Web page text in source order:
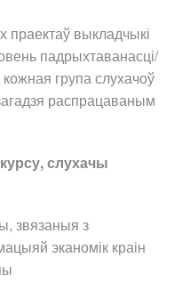
праектаў выкладчыкі
падрыхтаванасці/
група слухачоў
распрацаваным
слухачы
звязаныя з
эканомік краін